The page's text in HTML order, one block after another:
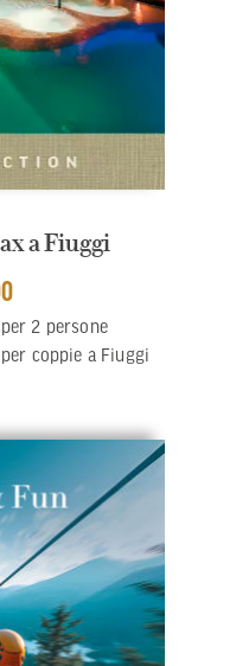
a Fiuggi
2 persone
coppie a Fiuggi